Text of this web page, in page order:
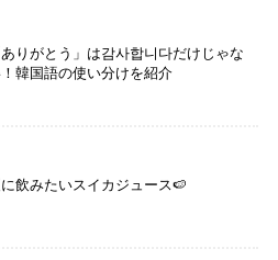
ありがとう」は감사합니다だけじゃな
韓国語の使い分けを紹介
飲みたいスイカジュース🍉